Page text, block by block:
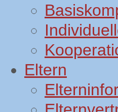
Eltern